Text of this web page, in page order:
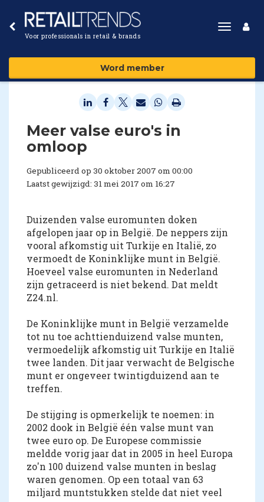
Voor professionals in retail & brands
Toggle
Word member
Meer valse euro's in
omloop
Gepubliceerd op 30 oktober 2007 om 00:00
Laatst gewijzigd: 31 mei 2017 om 16:27
Duizenden valse euromunten doken
afgelopen jaar op in België. De neppers zijn
vooral afkomstig uit Turkije en Italië, zo
vermoedt de Koninklijke munt in België.
Hoeveel valse euromunten in Nederland
zijn getraceerd is niet bekend. Dat meldt
Z24.nl.
De Koninklijke munt in België verzamelde
tot nu toe achttienduizend valse munten,
vermoedelijk afkomstig uit Turkije en Italië
twee landen. Dit jaar verwacht de Belgische
munt er ongeveer twintigduizend aan te
treffen.
De stijging is opmerkelijk te noemen: in
2002 dook in België één valse munt van
twee euro op. De Europese commissie
meldde vorig jaar dat in 2005 in heel Europa
zo'n 100 duizend valse munten in beslag
waren genomen. Op een totaal van 63
miljard muntstukken stelde dat niet veel